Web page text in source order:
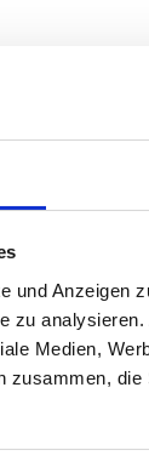
und Anzeigen
zu
Medien,
zusammen,